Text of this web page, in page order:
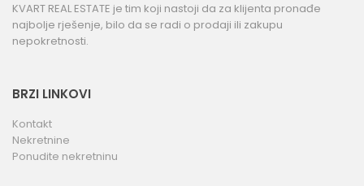
KVART REAL ESTATE je tim koji nastoji da za klijenta pronađe
najbolje rješenje, bilo da se radi o prodaji ili zakupu
nepokretnosti.
BRZI LINKOVI
Kontakt
Nekretnine
Ponudite nekretninu